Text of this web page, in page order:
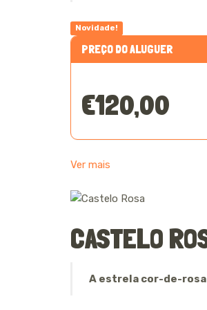
Novidade!
PREÇO DO ALUGUER
€120,00
Ver mais
CASTELO
A estrela cor-de-